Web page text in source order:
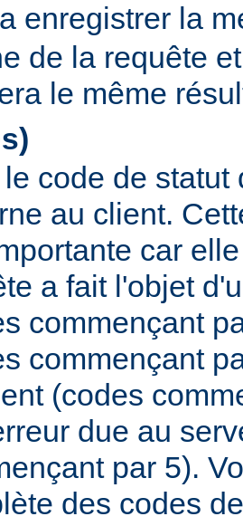
enregistrer la
de la requête
le même
)
code de statut
au client.
car
a fait l'objet
commençant
commençant
(codes
due au
par 5).
des codes